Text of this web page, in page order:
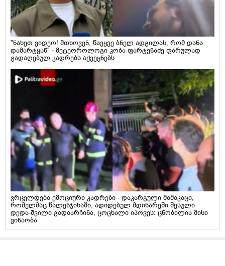
"ნახეთ ვიდეო! მთხოვენ, წავყვე ბნელ ადგილას, რომ დანა
დამარტყან" - მეტეოროლოგი კობა ფარტენაძე ფარულად
გადაღებულ კადრებს აქვეყნებს
ვრცელდება ემოციური კადრები - დაკარგული მამაკაცი,
რომელმაც წალენჯიხაში, ადიდებულ მდინარეში შესული
დედა-შვილი გადაარჩინა, ცოცხალი იპოვეს: ცნობილია მისი
ვინაობა